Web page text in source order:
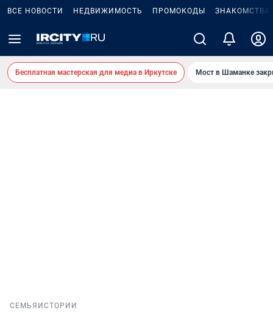
ВСЕ НОВОСТИ НЕДВИЖИМОСТЬ ПРОМОКОДЫ ЗНАКОМСТВА
Бесплатная мастерская для медиа в Иркутске Мост в Шаманке
СЕМЬЯ ИСТОРИИ